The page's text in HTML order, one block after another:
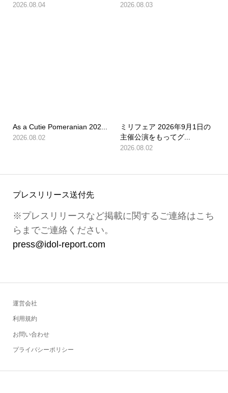
2026.08.04 2026.08.03
As a Cutie Pomeranian 202...
2026.08.02
ミリフェア 2026年9月1日の
主催公演をもってグ...
2026.08.02
プレスリリース送付先
※プレスリリースなど掲載に関するご連絡はこち
らまでご連絡ください。
press@idol-report.com
運営会社
利用規約
お問い合わせ
プライバシーポリシー